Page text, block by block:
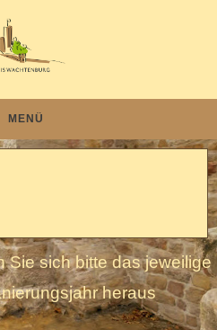
MENÜ
Sie sich bitte das jeweilige
heraus